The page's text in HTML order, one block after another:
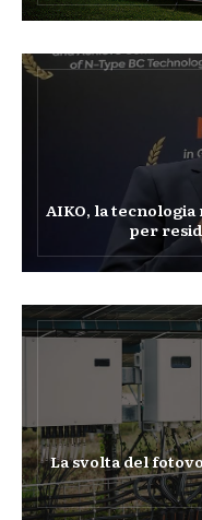
AIKO, la tecnologia
per
La svolta del